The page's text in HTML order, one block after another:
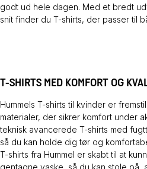
godt ud hele dagen. Med et bredt
snit finder du T-shirts, der passer til
T-SHIRTS MED KOMFORT OG
Hummels T-shirts til kvinder er
materialer, der sikrer komfort under
teknisk avancerede T-shirts med
så du kan holde dig tør og
T-shirts fra Hummel er skabt til at
gentagne vaske, så du kan stole